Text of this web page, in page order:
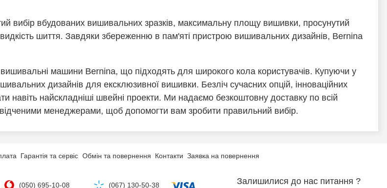
вибір вбудованих вишивальних зразків, максимальну площу вишивки, просунутий
шиття. Завдяки збереженню в пам'яті пристрою вишивальних дизайнів, Bernina
машини Bernina, що підходять для широкого кола користувачів. Купуючи у
дизайнів для ексклюзивної вишивки. Безліч сучасних опцій, інноваційних
навіть найскладніші швейні проекти. Ми надаємо безкоштовну доставку по всій
менеджерами, щоб допомогти вам зробити правильний вибір.
Гарантія та сервіс Обмін та повернення Контакти Заявка на повернення
(050) 695-10-08 (067) 130-50-38 Залишилися до нас питання ?